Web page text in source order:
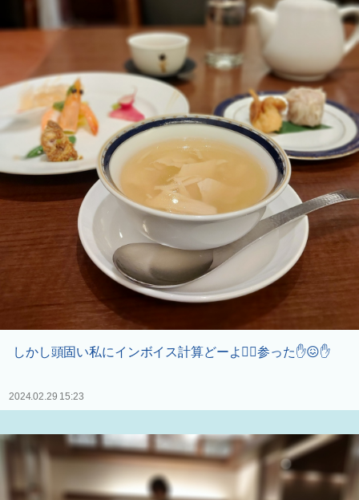
しかし頭固い私にインボイス計算どーよ😮‍💨参った✋😖✋
2024.02.29 15:23